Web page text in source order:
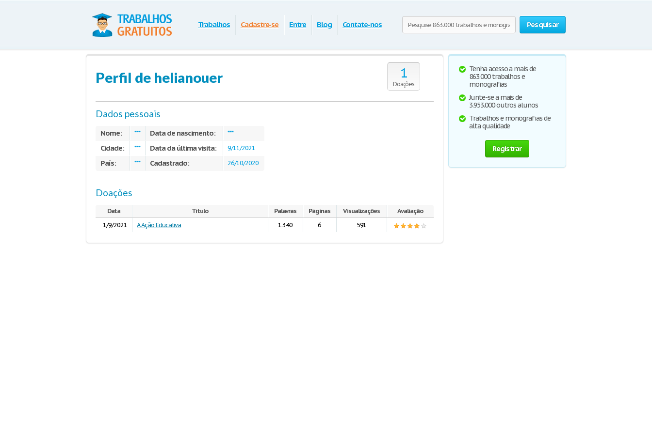
Pesquisar
Trabalhos Cadastre-se Entre Blog Contate-nos
1
Doações
Perfil de helianouer
Dados pessoais
Nome: *** Data de nascimento: ***
Cidade: *** Data da última visita: 9/11/2021
País: *** Cadastrado: 26/10/2020
Doações
Data Título Palavras Páginas Visualizações
Avaliação
1/9/2021
A Ação Educativa 1.340 6 591
Tenha acesso a mais de
863.000 trabalhos e
monografias
Junte-se a mais de
3.953.000 outros alunos
Trabalhos e monografias de
alta qualidade
Registrar